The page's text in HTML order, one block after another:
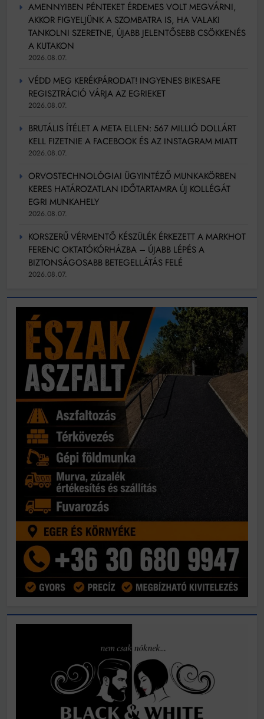
AMENNYIBEN PÉNTEKET ÉRDEMES VOLT MEGVÁRNI,
AKKOR FIGYELJÜNK A SZOMBATRA IS, HA VALAKI
TANKOLNI SZERETNE, ÚJABB JELENTŐSEBB CSÖKKENÉS
A KUTAKON
2026.08.07.
VÉDD MEG KERÉKPÁRODAT! INGYENES BIKESAFE
REGISZTRÁCIÓ VÁRJA AZ EGRIEKET
2026.08.07.
BRUTÁLIS ÍTÉLET A META ELLEN: 567 MILLIÓ DOLLÁRT
KELL FIZETNIE A FACEBOOK ÉS AZ INSTAGRAM MIATT
2026.08.07.
ORVOSTECHNOLÓGIAI ÜGYINTÉZŐ MUNKAKÖRBEN
KERES HATÁROZATLAN IDŐTARTAMRA ÚJ KOLLÉGÁT
EGRI MUNKAHELY
2026.08.07.
KORSZERŰ VÉRMENTŐ KÉSZÜLÉK ÉRKEZETT A MARKHOT
FERENC OKTATÓKÓRHÁZBA – ÚJABB LÉPÉS A
BIZTONSÁGOSABB BETEGELLÁTÁS FELÉ
2026.08.07.